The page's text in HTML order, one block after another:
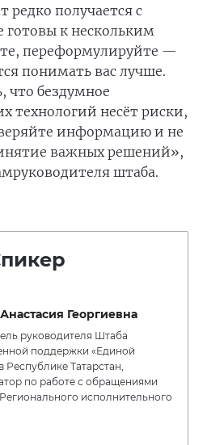
редко получается с
готовы к нескольким
переформулируйте —
понимать вас лучше.
бездумное
технологий несёт риски,
информацию и не
важных решений»,
штаба.
Георгиевна
руководителя Штаба
поддержки «Единой
Республике Татарстан,
по работе с обращениями
исполнительного